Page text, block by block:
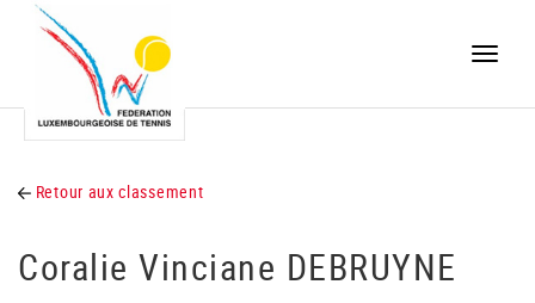
Toggle
Retour aux classement
Coralie Vinciane DEBRUYNE